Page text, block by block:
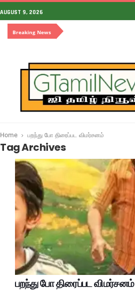
AUGUST 9, 2026
Breaking News
Home பறந்து போ திரைப்பட விமர்சனம்
Tag Archives
பறந்து போ திரைப்பட விமர்சனம்